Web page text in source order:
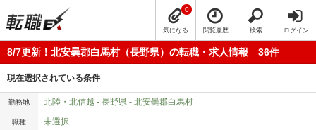
気になる
0
閲覧履歴 検索 ログイン
8/7更新！北安曇郡白馬村（長野県）の転職・求人情報 36件
現在選択されている条件
勤務地 北陸・北信越 - 長野県 - 北安曇郡白馬村
職種 未選択